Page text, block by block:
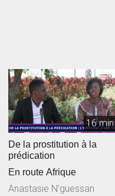
16 min
De la prostitution à la
prédication
En route Afrique
Anastasie N'guessan